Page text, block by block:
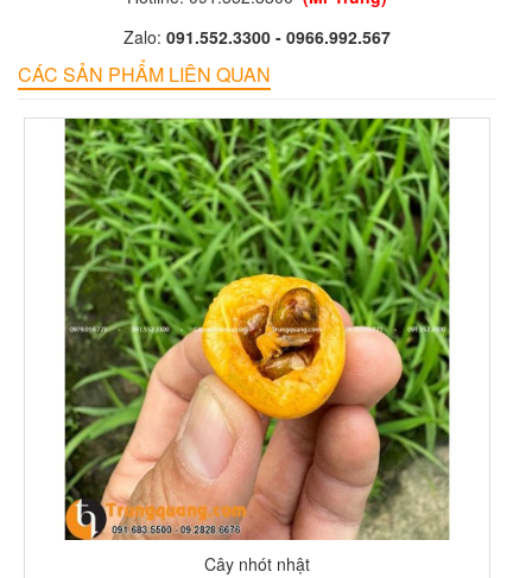
Zalo: 091.552.3300 - 0966.992.567
CÁC SẢN PHẨM LIÊN QUAN
Cây nhót nhật